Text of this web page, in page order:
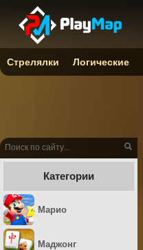
Категории
Марио
Маджонг
Стрелялки Логические